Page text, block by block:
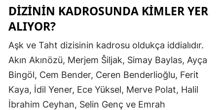
Malatya
Mardin
Muğla
DIZININ KADROSUNDA KIMLER YER
ALIYOR?
Aşk ve Taht dizisinin kadrosu oldukça iddialıdır.
Akın Akınözü, Merjem Šiljak, Simay Baylas, Ayça
Bingöl, Cem Bender, Ceren Benderlioğlu, Ferit
Kaya, İdil Yener, Ece Yüksel, Merve Polat, Halil
İbrahim Ceyhan, Selin Genç ve Emrah